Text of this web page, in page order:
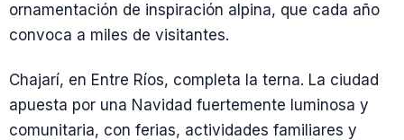
ornamentación de inspiración alpina, que cada año
convoca a miles de visitantes.
Chajarí, en Entre Ríos, completa la terna. La ciudad
apuesta por una Navidad fuertemente luminosa y
comunitaria, con ferias, actividades familiares y